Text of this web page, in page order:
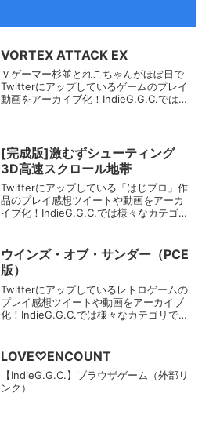
VORTEX ATTACK EX
Ｖゲーマー杉並とれこちゃんがほぼ日で
Twitterにアップしているゲームのプレイ
動画をアーカイブ化！IndieG.G.C.では
[完成版]激むずシューティング
3D高速スクロール地帯
Twitterにアップしている「はじプロ」作
品のプレイ感想ツイートや動画をアーカ
イブ化！IndieG.G.C.では様々なカテゴリ
ームが見つかるはず★
ウインズ・オブ・サンダー（PCE
版）
Twitterにアップしているレトロゲームの
プレイ感想ツイートや動画をアーカイブ
化！IndieG.G.C.では様々なカテゴリでプ
が見つかるはず★
LOVE♡ENCOUNT
【IndieG.G.C.】ブラウザゲーム（外部リ
ンク）